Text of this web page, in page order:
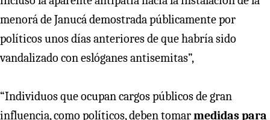
menorá de Janucá demostrada públicamente por
políticos unos días anteriores de que habría sido
vandalizado con eslóganes antisemitas”,
“Individuos que ocupan cargos públicos de gran
influencia, como políticos, deben tomarmedidas para